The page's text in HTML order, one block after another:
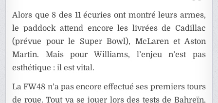
Alors que 8 des 11 écuries ont montré leurs armes,
le paddock attend encore les livrées de Cadillac
(prévue pour le Super Bowl), McLaren et Aston
Martin. Mais pour Williams, l’enjeu n’est pas
esthétique : il est vital.
La FW48 n’a pas encore effectué ses premiers tours
de roue. Tout va se jouer lors des tests de Bahreïn,